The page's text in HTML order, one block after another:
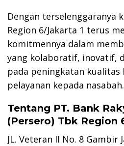
Dengan terselenggaranya
Region 6/Jakarta 1 terus
komitmennya dalam
yang kolaboratif, inovatif,
pada peningkatan kualitas
pelayanan kepada nasabah.
Tentang PT. Bank
(Persero) Tbk Region
JL. Veteran II No. 8 Gambir